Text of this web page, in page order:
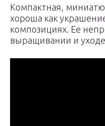
Компактная,
хороша как
композициях. Ее
выращивании и